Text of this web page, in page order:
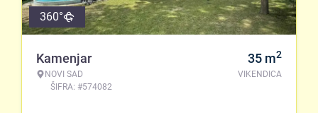
360°
Kamenjar
NOVI SAD
ŠIFRA: #574082
35 m2
VIKENDICA